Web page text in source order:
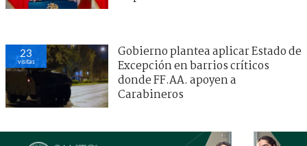
23
visitas
Gobierno plantea aplicar Estado de
Excepción en barrios críticos
donde FF.AA. apoyen a
Carabineros